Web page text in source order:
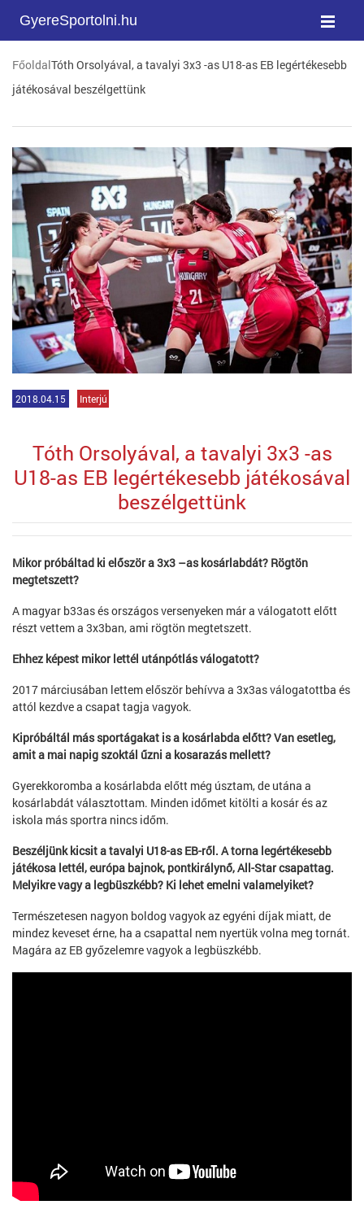
GyereSportolni.hu
FőoldalTóth Orsolyával, a tavalyi 3x3 -as U18-as EB legértékesebb
játékosával beszélgettünk
2018.04.15 Interjú
Tóth Orsolyával, a tavalyi 3x3 -as
U18-as EB legértékesebb játékosával
beszélgettünk
Mikor próbáltad ki először a 3x3 –as kosárlabdát? Rögtön
megtetszett?
A magyar b33as és országos versenyeken már a válogatott előtt
részt vettem a 3x3ban, ami rögtön megtetszett.
Ehhez képest mikor lettél utánpótlás válogatott?
2017 márciusában lettem először behívva a 3x3as válogatottba és
attól kezdve a csapat tagja vagyok.
Kipróbáltál más sportágakat is a kosárlabda előtt? Van esetleg,
amit a mai napig szoktál űzni a kosarazás mellett?
Gyerekkoromba a kosárlabda előtt még úsztam, de utána a
kosárlabdát választottam. Minden időmet kitölti a kosár és az
iskola más sportra nincs időm.
Beszéljünk kicsit a tavalyi U18-as EB-ről. A torna legértékesebb
játékosa lettél, európa bajnok, pontkirálynő, All-Star csapattag.
Melyikre vagy a legbüszkébb? Ki lehet emelni valamelyiket?
Természetesen nagyon boldog vagyok az egyéni díjak miatt, de
mindez keveset érne, ha a csapattal nem nyertük volna meg tornát.
Magára az EB győzelemre vagyok a legbüszkébb.